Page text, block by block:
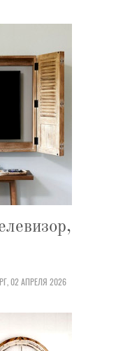
02 АПРЕЛЯ 2026